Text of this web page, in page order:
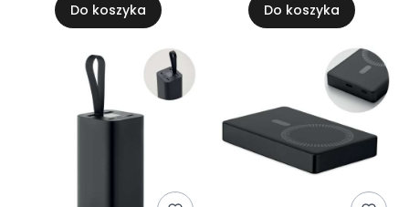
Do koszyka Do koszyka